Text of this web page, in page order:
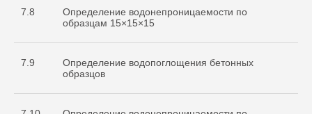
7.8
Определение водонепроницаемости по
образцам 15×15×15
7.9
Определение водопоглощения бетонных
образцов